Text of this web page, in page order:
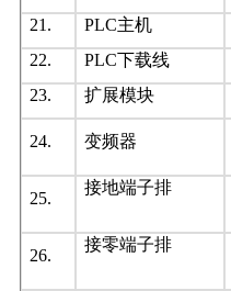
21.
PLC主机
22.
PLC下载线
23.
扩展模块
24. 变频器
25.
接地端子排
26.
接零端子排